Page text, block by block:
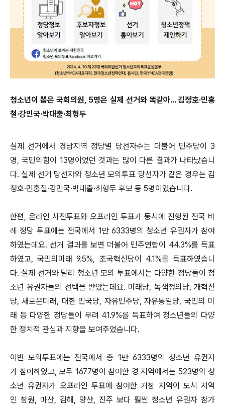
청소년이 뽑은 국회의원, 5명은 실제 선거와 똑같아... 김정호·민홍
철·강민국·박대출·최형두
실제 선거에서 경남지역 정당별 당선자수는 더불어 민주당이 3
명, 국민의힘이 13명이었던 것과는 많이 다른 결과가 나타났습니
다. 실제 선거 당선자와 청소년 모의투표 당선자가 같은 경우는 김
정호·민홍철·강민국·박대출·최형두 후보 등 5명이었습니다.
한편, 온라인 사전투표와 오프라인 투표가 동시에 진행된 전국 비
례 정당 투표에는 전국에서 1만 6333명의 청소년 유권자가 참여
하였는데요. 선거 결과를 보면 더불어 민주연합이 44.3%를 득표
하였고, 국민의미래 9.5%, 조국혁신당이 4.1%를 득표하였습니
다. 실제 선거와 달리 청소년 모의 투표에서는 다양한 정당들이 청
소년 유권자들의 선택을 받았는데요. 미래당, 녹색정의당, 개혁신
당, 새로운미래, 대한 민국당, 자유민주당, 자유통일당, 국민의 미
래 등 다양한 정당들이 무려 41.9%를 득표하여 청소년들의 다양
한 정치적 관심과 지향을 보여주었습니다.
이번 모의투표에는 전국에서 총 1만 6333명의 청소년 유권자
가 참여하였고, 모두 1677명이 참여한 경 지역에서는 523명의 청
소년 유권자가 오프라인 투표에 참여한 거창 지역이 도시 지역
인 창원, 마산, 김해, 양산, 진주 보다 훨씬 청소년 유권자 참가